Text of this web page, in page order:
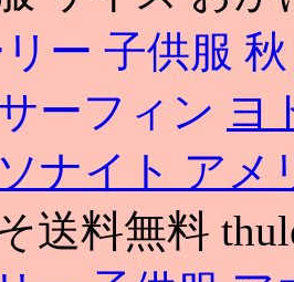
ー 子供服 秋
ーフィン ヨ
ナイト アメ
送料無料